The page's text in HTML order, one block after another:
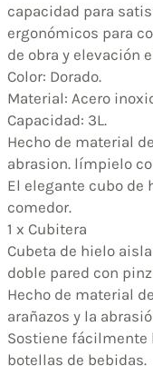
capacidad para
ergonómicos para
de obra y elevación
Color: Dorado.
Material: Acero
Capacidad: 3L.
Hecho de material
abrasion. límpielo
El elegante cubo de
comedor.
1 x Cubitera
Cubeta de hielo
doble pared con
Hecho de material
arañazos y la
Sostiene fácilmente
botellas de bebidas.